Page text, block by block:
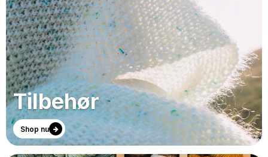
Tilbehør
Shop nu